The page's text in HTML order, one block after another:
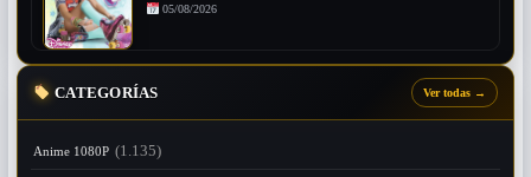
05/08/2026
CATEGORÍAS Ver todas →
Anime 1080P (1.135)